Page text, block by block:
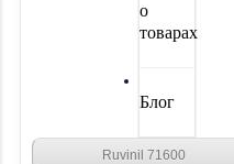
о
товарах
Блог
Ruvinil 71600